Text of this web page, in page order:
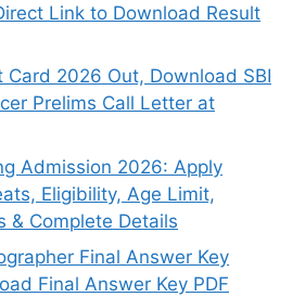
Link to Download Result
Card 2026 Out, Download SBI
Prelims Call Letter at
Admission 2026: Apply
Eligibility, Age Limit,
& Complete Details
Final Answer Key
Final Answer Key PDF